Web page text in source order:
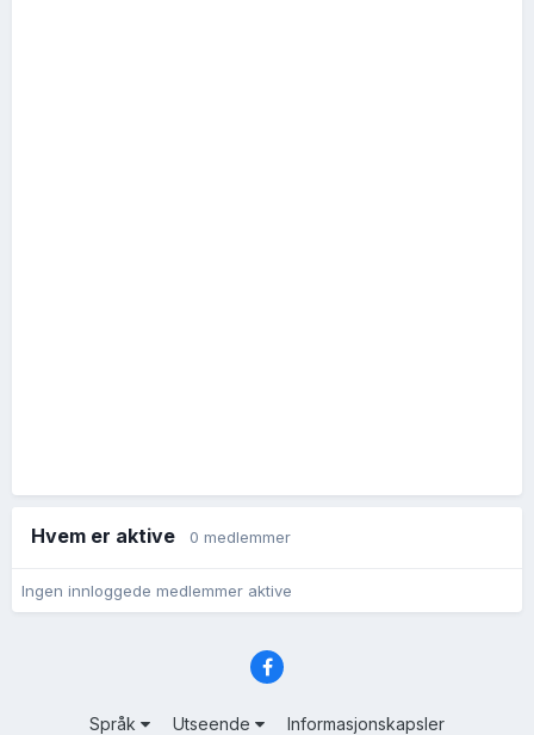
Hvem er aktive 0 medlemmer
Ingen innloggede medlemmer aktive
Språk Utseende Informasjonskapsler